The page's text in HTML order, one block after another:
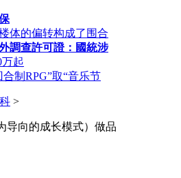
体的偏转构成了围合
調查許可證：國統涉
万起
制RPG”取“音乐节
>
导向的成长模式）做品